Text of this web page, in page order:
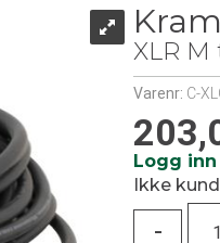
XLR M
Varenr: C-
Logg inn
Ikke
-